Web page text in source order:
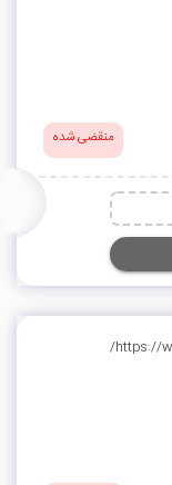
منقضی شده